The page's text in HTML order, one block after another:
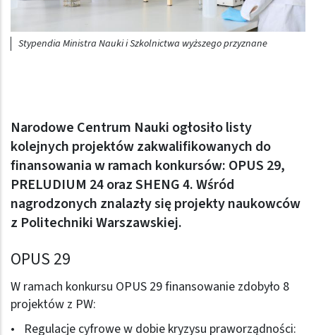
Stypendia Ministra Nauki i Szkolnictwa wyższego przyznane
Narodowe Centrum Nauki ogłosiło listy
kolejnych projektów zakwalifikowanych do
finansowania w ramach konkursów: OPUS 29,
PRELUDIUM 24 oraz SHENG 4. Wśród
nagrodzonych znalazły się projekty naukowców
z Politechniki Warszawskiej.
OPUS 29
W ramach konkursu OPUS 29 finansowanie zdobyło 8
projektów z PW:
Regulacje cyfrowe w dobie kryzysu praworządności: